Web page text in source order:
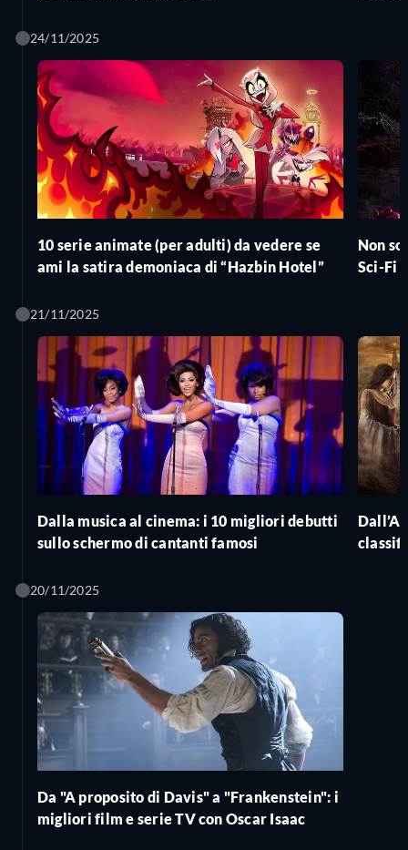
24/11/2025
10 serie animate (per adulti) da vedere se
ami la satira demoniaca di “Hazbin Hotel”
Non
Sci-Fi
21/11/2025
Dalla musica al cinema: i 10 migliori debutti
sullo schermo di cantanti famosi
20/11/2025
Da "A proposito di Davis" a "Frankenstein": i
migliori film e serie TV con Oscar Isaac